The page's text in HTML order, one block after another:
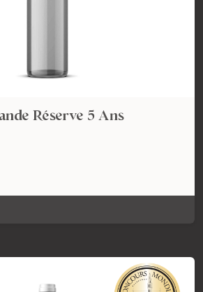
Réserve 5 Ans